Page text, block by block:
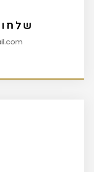
שלחו